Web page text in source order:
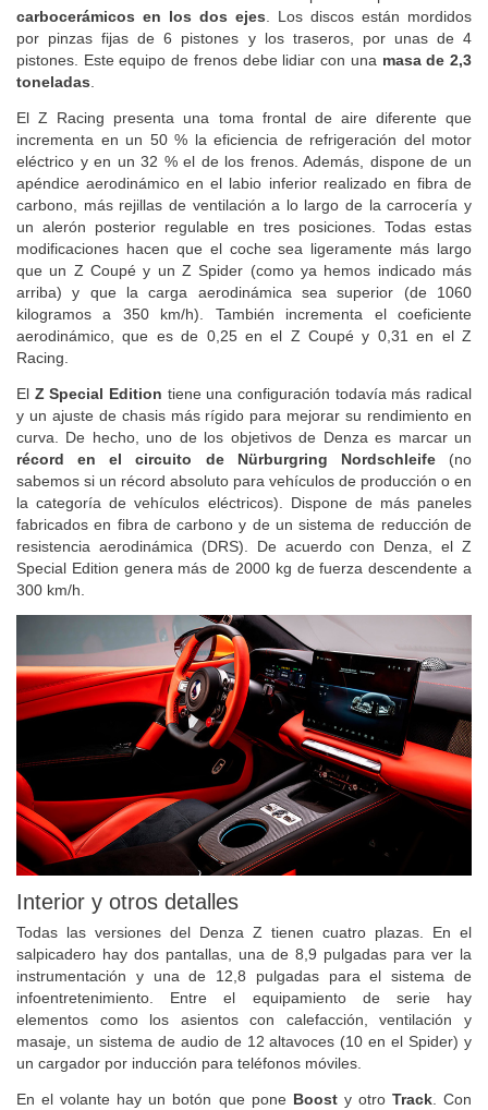
carbocerámicos en los dos ejes . Los discos están mordidos
por pinzas fijas de 6 pistones y los traseros, por unas de 4
pistones. Este equipo de frenos debe lidiar con una masa de 2,3
toneladas
El Z Racing presenta una toma frontal de aire diferente que
incrementa en un 50 % la eficiencia de refrigeración del motor
eléctrico y en un 32 % el de los frenos. Además, dispone de un
apéndice aerodinámico en el labio inferior realizado en fibra de
carbono, más rejillas de ventilación a lo largo de la carrocería y
un alerón posterior regulable en tres posiciones. Todas estas
modificaciones hacen que el coche sea ligeramente más largo
que un Z Coupé y un Z Spider (como ya hemos indicado más
arriba) y que la carga aerodinámica sea superior (de 1060
kilogramos a 350 km/h). También incrementa el coeficiente
aerodinámico, que es de 0,25 en el Z Coupé y 0,31 en el Z
Racing.
El Z Special Edition tiene una configuración todavía más radical
y un ajuste de chasis más rígido para mejorar su rendimiento en
curva. De hecho, uno de los objetivos de Denza es marcar un
récord en el circuito de Nürburgring Nordschleife(no
sabemos si un récord absoluto para vehículos de producción o en
la categoría de vehículos eléctricos). Dispone de más paneles
fabricados en fibra de carbono y de un sistema de reducción de
resistencia aerodinámica (DRS). De acuerdo con Denza, el Z
Special Edition genera más de 2000 kg de fuerza descendente a
300 km/h.
Interior y otros detalles
Todas las versiones del Denza Z tienen cuatro plazas. En el
salpicadero hay dos pantallas, una de 8,9 pulgadas para ver la
instrumentación y una de 12,8 pulgadas para el sistema de
infoentretenimiento. Entre el equipamiento de serie hay
elementos como los asientos con calefacción, ventilación y
masaje, un sistema de audio de 12 altavoces (10 en el Spider) y
un cargador por inducción para teléfonos móviles.
En el volante hay un botón que pone Boosty otro Track. Con